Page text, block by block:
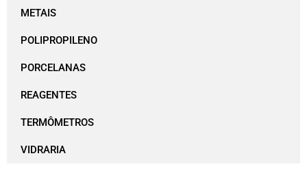
METAIS
POLIPROPILENO
PORCELANAS
REAGENTES
TERMÔMETROS
VIDRARIA